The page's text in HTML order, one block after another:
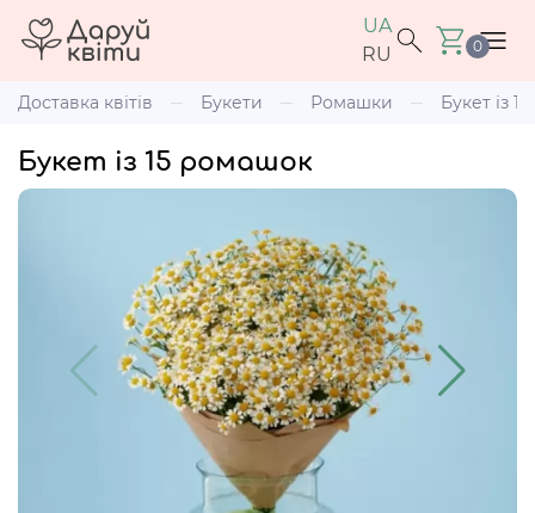
UA
RU
0
Доставка квітів Букети Ромашки Букет із
Букет із 15 ромашок